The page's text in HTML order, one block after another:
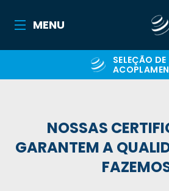
MENU
SELEÇÃO DE
NOSSAS
GARANTEM A